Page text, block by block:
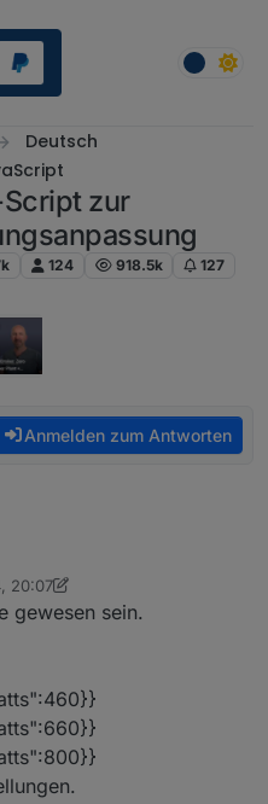
Deutsch
zur
124 918.5k 127
Anmelden zum Antworten
Einstellungen.
20:07
6. Mai 2024, 22:20
gewesen sein.